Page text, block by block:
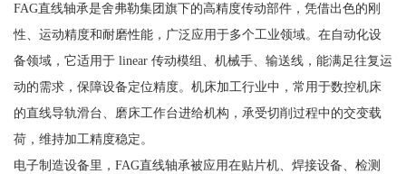
FAG直线轴承是舍弗勒集团旗下的高精度传动部件，凭借出色的刚
性、运动精度和耐磨性能，广泛应用于多个工业领域。在自动化设
备领域，它适用于 linear 传动模组、机械手、输送线，能满足往复运
动的需求，保障设备定位精度。机床加工行业中，常用于数控机床
的直线导轨滑台、磨床工作台进给机构，承受切削过程中的交变载
荷，维持加工精度稳定。
电子制造设备里，FAG直线轴承被应用在贴片机、焊接设备、检测